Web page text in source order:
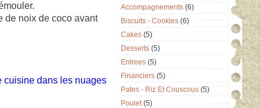
de noix de coco avant
cuisine dans les nuages
Accompagnements (6)
Biscuits - Cookies (6)
Cakes (5)
Desserts (5)
Entrees (5)
Financiers (5)
Pates - Riz Et Couscous (5)
Poulet(5)